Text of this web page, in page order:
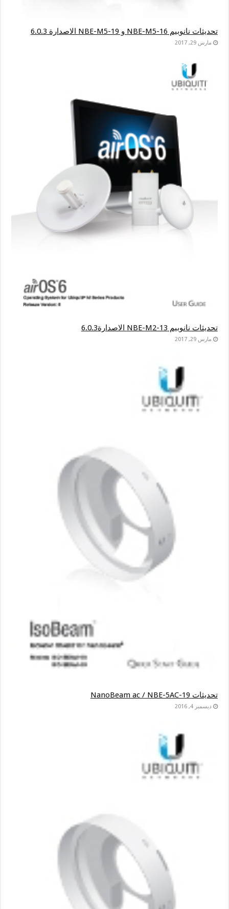
تحديثات نانوبيم NBE-M5-16 و NBE-M5-19 الاصدارة 6.0.3
مارس 29, 2017
تحديثات نانوبيم NBE-M2-13 الاصدارة6.0.3
مارس 29, 2017
تحديثات NanoBeam ac / NBE-5AC-19
ديسمبر 4, 2016